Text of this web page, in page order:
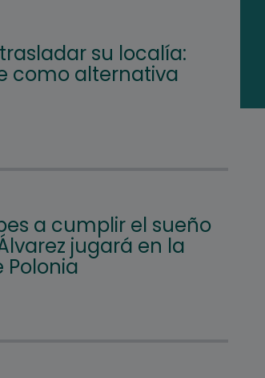
su localía:
como alternativa
a cumplir el sueño
jugará en la
Polonia